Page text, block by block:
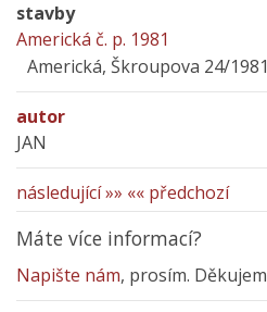
stavby
Americká č. p. 1981
Americká, Škroupova 24/1981
autor
JAN
následující »» «« předchozí
Máte více informací?
Napište nám, prosím.